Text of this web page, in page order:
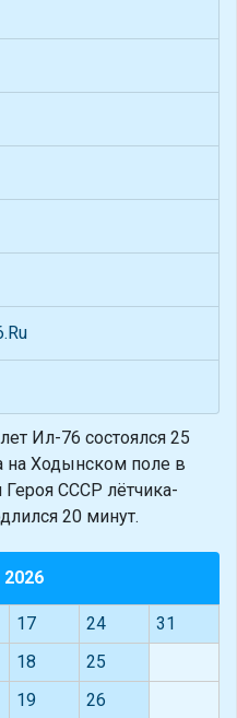
Ил-76 состоялся 25
на Ходынском поле в
СССР лётчика-
20 минут.
2026
17 24
31
18
25
19 26